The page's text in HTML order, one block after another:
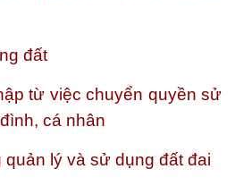
đất
từ việc chuyển quyền sử
cá nhân
quản lý và sử dụng đất đai